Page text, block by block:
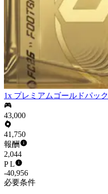
1x プレミアムゴールドパック
43,000
41,750
報酬
2,044
P L
-40,956
必要条件